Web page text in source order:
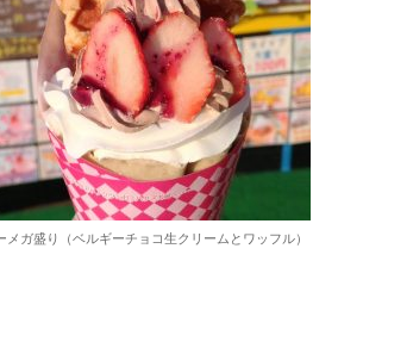
メガ盛り（ベルギーチョコ生クリームとワッフル）